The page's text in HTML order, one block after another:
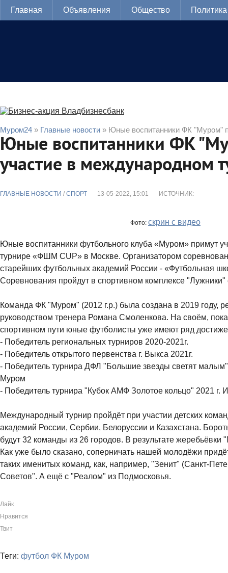
Главная Объявления Общество Политика
Муром24 » Главные новости » Юные воспитанники ФК "Муром"
Юные воспитанники ФК
участие в международном
ГЛАВНЫЕ НОВОСТИ / CПОРТ 13-05-2022, 15:01 ИСТОЧНИК:
Фото: скрин с видео
Юные воспитанники футбольного клуба «Муром» примут
турнире «ФШМ CUP» в Москве. Организатором
старейших футбольных академий России - «Футбольная
Соревнования пройдут в спортивном комплексе "Лужники"
Команда ФК "Муром" (2012 г.р.) была создана в 2019 году,
руководством тренера Романа Смоленкова. На своём,
спортивном пути юные футболисты уже имеют ряд
- Победитель региональных турниров 2020-2021г.
- Победитель открытого первенства г. Выкса 2021г.
- Победитель турнира ДФЛ "Большие звезды светят малым"
Муром
- Победитель турнира "Кубок АМФ Золотое кольцо" 2021 г.
Международный турнир пройдёт при участии детских
академий России, Сербии, Белоруссии и Казахстана.
будут 32 команды из 26 городов. В результате
Как уже было сказано, соперничать нашей молодёжи
таких именитых команд, как, например, "Зенит" (Санкт-
Советов". А ещё с "Реалом" из Подмосковья.
Лайк
Нравится
Твит
Теги: футбол ФК Муром